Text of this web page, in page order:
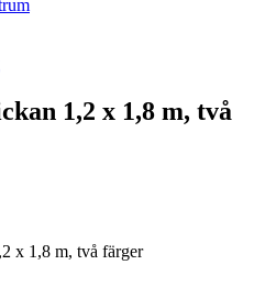
1,2 x 1,8 m, två
x 1,8 m, två färger